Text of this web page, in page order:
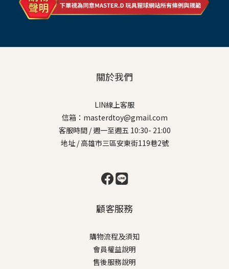
關於我們
LIN線上客服
信箱：masterdtoy@gmail.com
客服時間 / 週一至週五 10:30- 21:00
地址 / 高雄市三區安東街119巷2號
顧客服務
購物流程及須知
會員權益說明
售後服務說明